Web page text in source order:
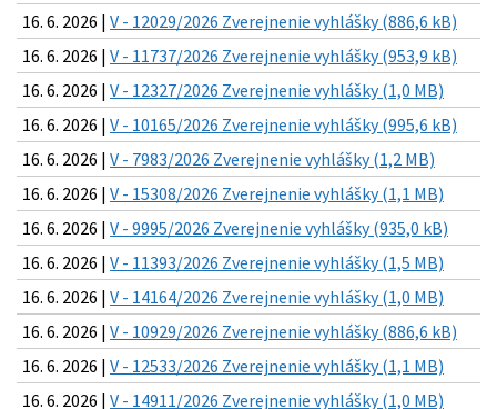
16. 6. 2026 | V - 12029/2026 Zverejnenie vyhlášky (886,6 kB)
16. 6. 2026 | V - 11737/2026 Zverejnenie vyhlášky (953,9 kB)
16. 6. 2026 | V - 12327/2026 Zverejnenie vyhlášky (1,0 MB)
16. 6. 2026 | V - 10165/2026 Zverejnenie vyhlášky (995,6 kB)
16. 6. 2026 | V - 7983/2026 Zverejnenie vyhlášky (1,2 MB)
16. 6. 2026 | V - 15308/2026 Zverejnenie vyhlášky (1,1 MB)
16. 6. 2026 | V - 9995/2026 Zverejnenie vyhlášky (935,0 kB)
16. 6. 2026 | V - 11393/2026 Zverejnenie vyhlášky (1,5 MB)
16. 6. 2026 | V - 14164/2026 Zverejnenie vyhlášky (1,0 MB)
16. 6. 2026 | V - 10929/2026 Zverejnenie vyhlášky (886,6 kB)
16. 6. 2026 | V - 12533/2026 Zverejnenie vyhlášky (1,1 MB)
16. 6. 2026 | V - 14911/2026 Zverejnenie vyhlášky (1,0 MB)